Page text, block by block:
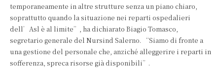
temporaneamente in altre strutture senza un piano chiaro,
soprattutto quando la situazione nei reparti ospedalieri
dell’Asl è al limite”, ha dichiarato Biagio Tomasco,
segretario generale del Nursind Salerno. “Siamo di fronte a
una gestione del personale che, anziché alleggerire i reparti in
sofferenza, spreca risorse già disponibili”.